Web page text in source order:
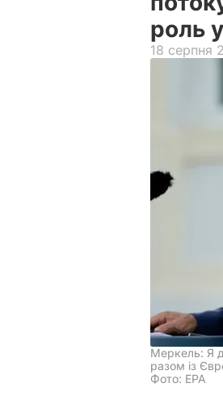
роль
18 серпня
Меркель: Я
разом із
Фото: EPA